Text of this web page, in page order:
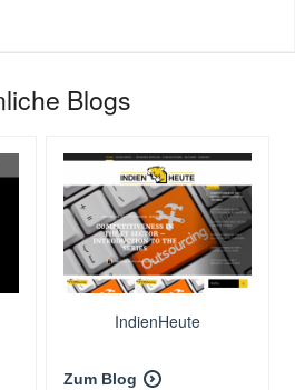
Blogs
IndienHeute
Zum Blog